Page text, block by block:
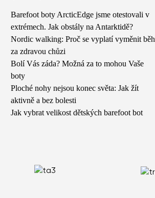
Barefoot boty ArcticEdge jsme otestovali v
extrémech. Jak obstály na Antarktidě?
Nordic walking: Proč se vyplatí vyměnit běh
za zdravou chůzi
Bolí Vás záda? Možná za to mohou Vaše
boty
Ploché nohy nejsou konec světa: Jak žít
aktivně a bez bolesti
Jak vybrat velikost dětských barefoot bot